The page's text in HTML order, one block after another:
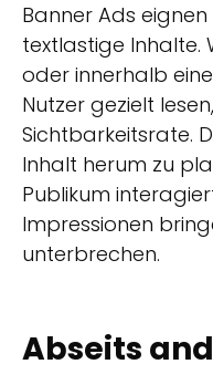
Banner Ads
textlastige Inhalte.
oder innerhalb
Nutzer gezielt
Sichtbarkeitsrate.
Inhalt herum zu
Publikum
Impressionen
unterbrechen.
Abseits